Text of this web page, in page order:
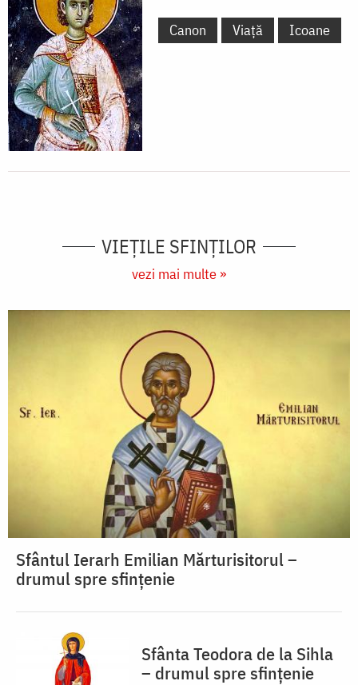
Canon Viață Icoane
VIEŢILE SFINŢILOR
vezi mai multe »
Sfântul Ierarh Emilian Mărturisitorul –
drumul spre sfințenie
Sfânta Teodora de la Sihla
– drumul spre sfințenie